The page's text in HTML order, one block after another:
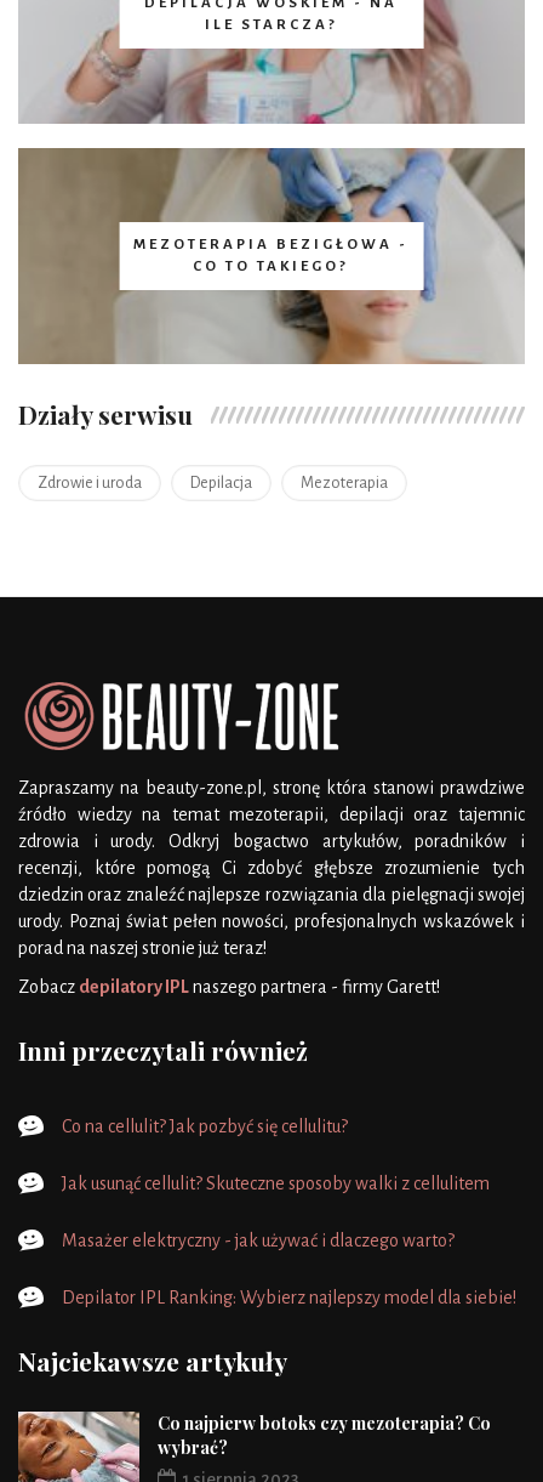
DEPILACJA WOSKIEM - NA
ILE STARCZA?
MEZOTERAPIA BEZIGŁOWA -
CO TO TAKIEGO?
Działy serwisu
Zdrowie i uroda Depilacja Mezoterapia
Zapraszamy na beauty-zone.pl, stronę która stanowi prawdziwe
źródło wiedzy na temat mezoterapii, depilacji oraz tajemnic
zdrowia i urody. Odkryj bogactwo artykułów, poradników i
recenzji, które pomogą Ci zdobyć głębsze zrozumienie tych
dziedzin oraz znaleźć najlepsze rozwiązania dla pielęgnacji swojej
urody. Poznaj świat pełen nowości, profesjonalnych wskazówek i
porad na naszej stronie już teraz!
Zobacz depilatory IPLnaszego partnera - firmy Garett!
Inni przeczytali również
Co na cellulit? Jak pozbyć się cellulitu?
Jak usunąć cellulit? Skuteczne sposoby walki z cellulitem
Masażer elektryczny - jak używać i dlaczego warto?
Depilator IPL Ranking: Wybierz najlepszy model dla siebie!
Najciekawsze artykuły
Co najpierw botoks czy mezoterapia? Co
wybrać?